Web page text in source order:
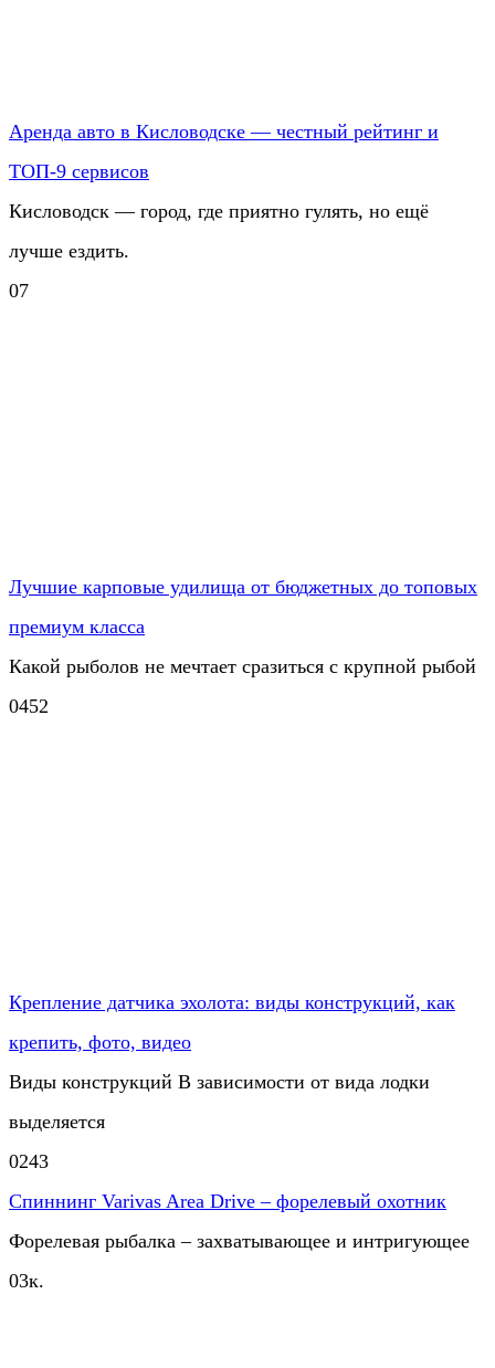
Аренда авто в Кисловодске — честный рейтинг и
ТОП-9 сервисов
Кисловодск — город, где приятно гулять, но ещё
лучше ездить.
07
Лучшие карповые удилища от бюджетных до топовых
премиум класса
Какой рыболов не мечтает сразиться с крупной рыбой
0452
Крепление датчика эхолота: виды конструкций, как
крепить, фото, видео
Виды конструкций В зависимости от вида лодки
выделяется
0243
Спиннинг Varivas Area Drive – форелевый охотник
Форелевая рыбалка – захватывающее и интригующее
03к.